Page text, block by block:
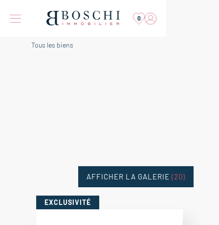
0
Tous les biens
EXCLUSIVITÉ
AFFICHER LA GALERIE (20)